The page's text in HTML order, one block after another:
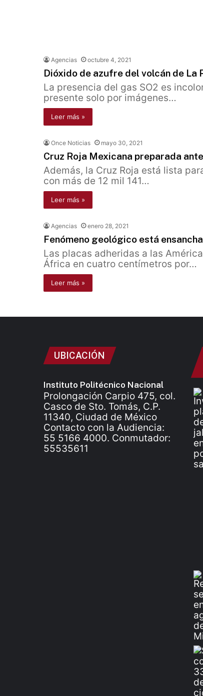
Agencias octubre 4, 2021
Dióxido de azufre del volcán de La
La presencia del gas SO2 es
presente solo por imágenes…
Leer más »
Once Noticias mayo 30, 2021
Cruz Roja Mexicana preparada
Además, la Cruz Roja está lista
con más de 12 mil 141…
Leer más »
Agencias enero 28, 2021
Fenómeno geológico está
Las placas adheridas a las
África en cuatro centímetros por…
Leer más »
UBICACIÓN
Instituto Politécnico Nacional
Prolongación Carpio 475, col.
Casco de Sto. Tomás, C.P.
11340, Ciudad de México
Contacto con la Audiencia:
55 5166 4000. Conmutador:
55535611